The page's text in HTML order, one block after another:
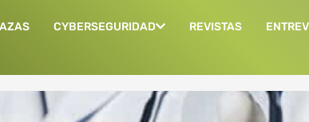
CYBERSEGURIDAD REVISTAS